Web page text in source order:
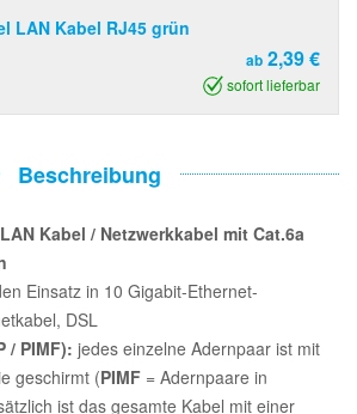
LAN Kabel RJ45 grün
ab 2,39 €
sofort lieferbar
Beschreibung
Kabel / Netzwerkkabel mit Cat.6a
Einsatz in 10 Gigabit-Ethernet-
DSL
/ PIMF): jedes einzelne Adernpaar ist mit
geschirmt (PIMF = Adernpaare in
ist das gesamte Kabel mit einer